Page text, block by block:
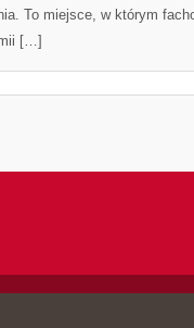
To miejsce, w którym
[…]